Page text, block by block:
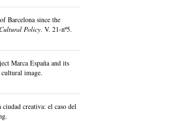
Barcelona since the
Policy.V. 21-nº5.
Marca España and its
image.
creativa: el caso del